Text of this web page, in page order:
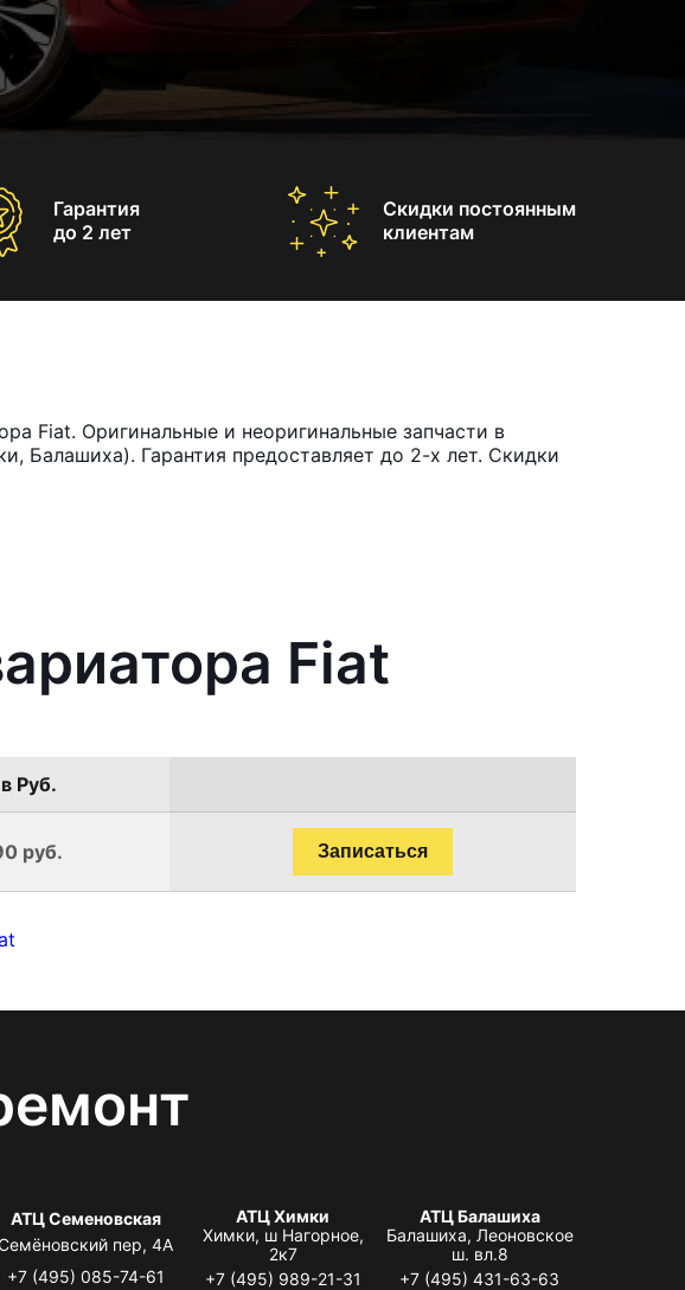
Гарантия
до 2 лет
Скидки постоянным
клиентам
Fiat. Оригинальные и неоригинальные запчасти в
Балашиха). Гарантия предоставляет до 2-х лет. Скидки
Fiat
Руб.
руб. Записаться
АТЦ Семеновская
пер, 4А
+7 (495) 085-74-61
АТЦ Химки
Химки, ш Нагорное,
2к7
+7 (495) 989-21-31
АТЦ Балашиха
Балашиха, Леоновское
ш. вл.8
+7 (495) 431-63-63